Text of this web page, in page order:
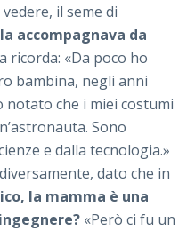
il seme di
la accompagnava da
ricorda: «Da poco ho
bambina, negli anni
notato che i miei costumi
Sono
e dalla tecnologia.»
dato che in
la mamma è una
«Però ci fu un